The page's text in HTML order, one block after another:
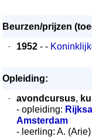
Beurzen/prijzen
·
1952 - -
Opleiding:
·
avondcursus,
- opleiding:
Amsterdam
- leerling: A.